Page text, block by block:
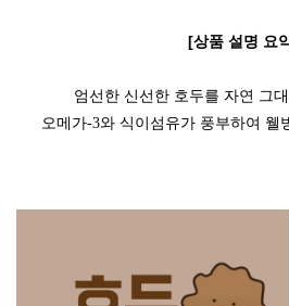
[상품 설명 요
엄선한 신선한 호두를 자연 그
오메가-3와 식이섬유가 풍부하여 웰